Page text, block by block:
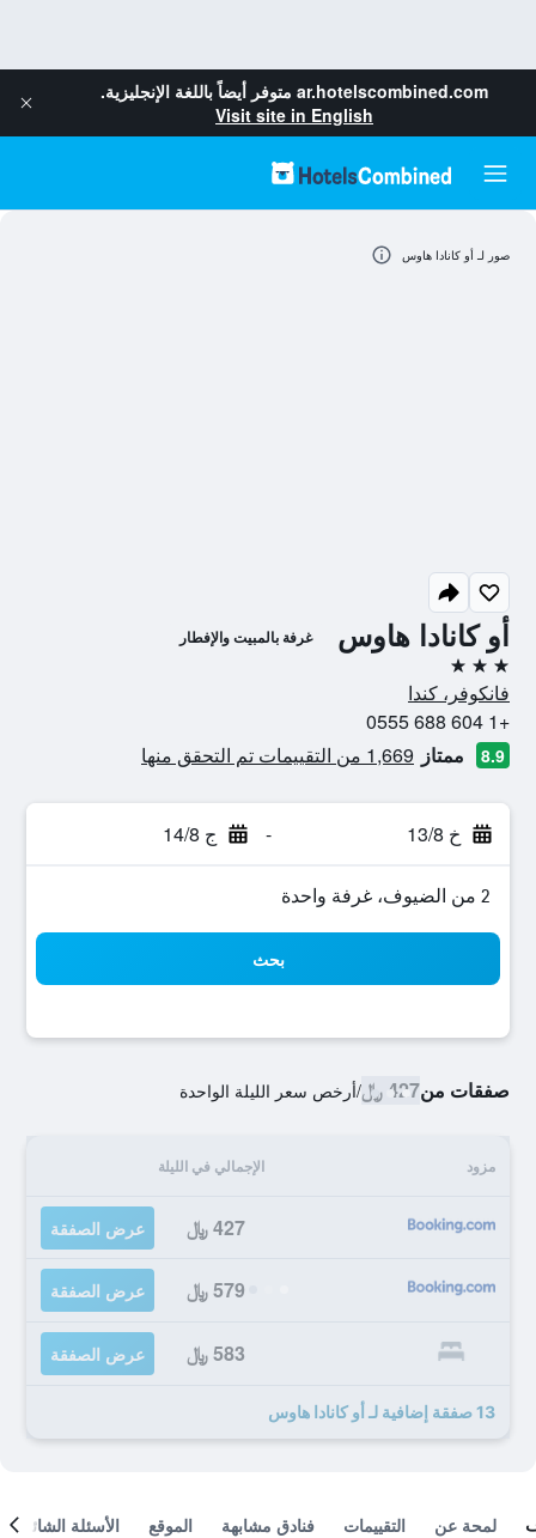
ar.hotelscombined.com متوفر أيضاً باللغة الإنجليزية.
Visit site in English
أو كانادا هاوس غرفة بالمبيت والإفطار
3 نجوم
فانكوفر، كندا
+1 604 688 0555
8.9 ممتاز 1,669 من التقييمات تم التحقق منها
خ 13/8 - ج 14/8
2 من الضيوف، غرفة واحدة
بحث
صفقات من427 ﷼ /أرخص سعر الليلة الواحدة
مزود الإجمالي في الليلة
427 ﷼ عرض الصفقة
579 ﷼ عرض الصفقة
583 ﷼ عرض الصفقة
13 صفقة إضافية لـ أو كانادا هاوس
صور لـ أو كانادا هاوس
لمحة عن التقييمات فنادق مشابهة الموقع الأسئلة الشائعة